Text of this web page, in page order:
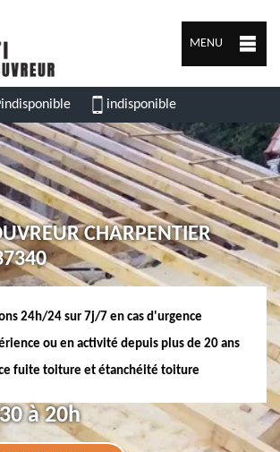
MENU
indisponible indisponible
CHARPENTIER
24h/24 sur 7j/7 en cas d'urgence
ou en activité depuis plus de 20 ans
fuite toiture et étanchéité toiture
à 20h